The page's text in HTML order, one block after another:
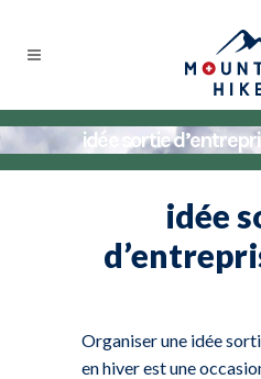
idée sortie
idée
Organiser une idée
en hiver est une